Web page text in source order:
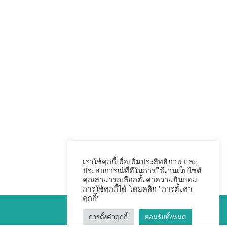
เราใช้คุกกี้เพื่อเพิ่มประสิทธิภาพ และ
ประสบการณ์ที่ดีในการใช้งานเว็บไซต์
คุณสามารถเลือกตั้งค่าความยินยอม
การใช้คุกกี้ได้ โดยคลิก "การตั้งค่า
คุกกี้"
การตั้งค่าคุกกี้ ยอมรับทั้งหมด